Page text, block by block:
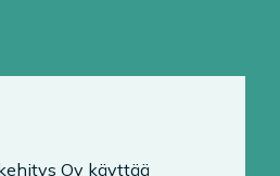
Oy käyttää